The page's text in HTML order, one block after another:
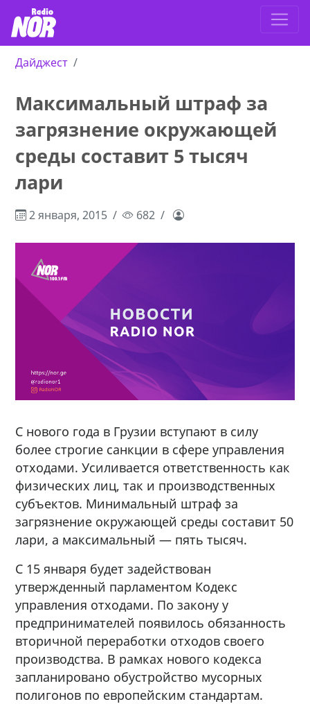
Дайджест
Максимальный штраф за
загрязнение окружающей
среды составит 5 тысяч
лари
2 января, 2015 682
С нового года в Грузии вступают в силу
более строгие санкции в сфере управления
отходами. Усиливается ответственность как
физических лиц, так и производственных
субъектов. Минимальный штраф за
загрязнение окружающей среды составит 50
лари, а максимальный — пять тысяч.
С 15 января будет задействован
утвержденный парламентом Кодекс
управления отходами. По закону у
предпринимателей появилось обязанность
вторичной переработки отходов своего
производства. В рамках нового кодекса
запланировано обустройство мусорных
полигонов по европейским стандартам.